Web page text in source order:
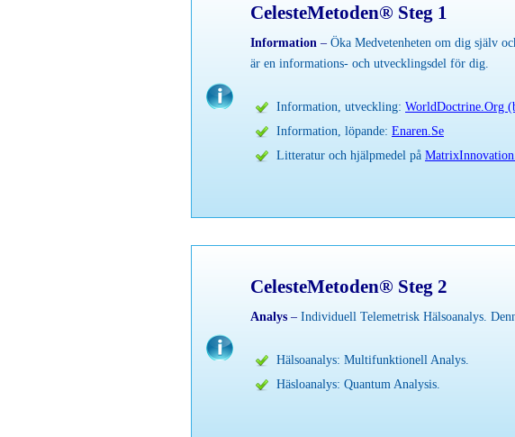
CelesteMetoden® Steg 1
Information – Öka Medvetenheten om dig själv
är en informations- och utvecklingsdel för dig.
Information, utveckling: WorldDoctrine.Org
Information, löpande: Enaren.Se
Litteratur och hjälpmedel på
CelesteMetoden® Steg 2
Analys – Individuell Telemetrisk Hälsoanalys.
Hälsoanalys: Multifunktionell Analys.
Häsloanalys: Quantum Analysis.